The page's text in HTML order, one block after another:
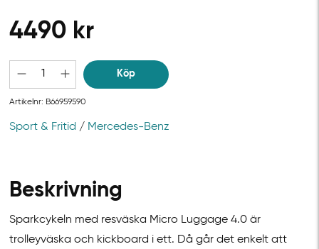
4490 kr
Köp
Artikelnr: B66959590
Sport & Fritid / Mercedes-Benz
Beskrivning
Sparkcykeln med resväska Micro Luggage 4.0 är
trolleyväska och kickboard i ett. Då går det enkelt att